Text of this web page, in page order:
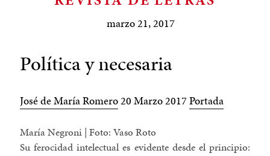
marzo 21, 2017
Política y necesaria
José de María Romero20 Marzo 2017Portada
María Negroni | Foto: Vaso Roto
Su ferocidad intelectual es evidente desde el principio: